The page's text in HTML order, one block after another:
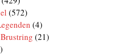
(572)
(4)
(21)